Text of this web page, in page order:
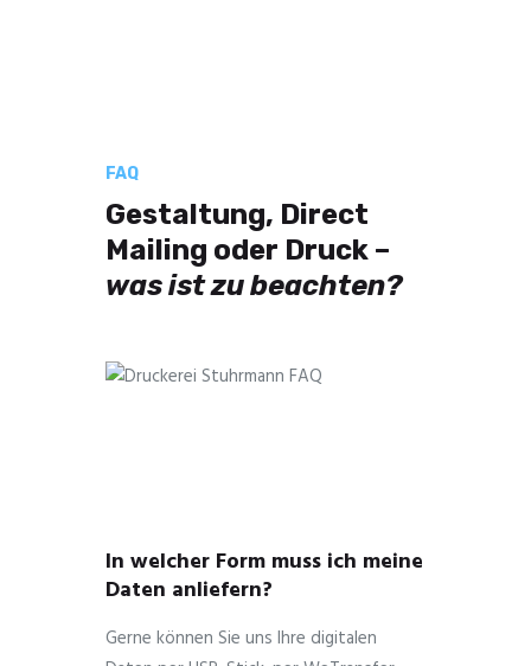
FAQ
Gestaltung, Direct
Mailing oder Druck –
was ist zu beachten?
In welcher Form muss ich meine
Daten anliefern?
Gerne können Sie uns Ihre digitalen